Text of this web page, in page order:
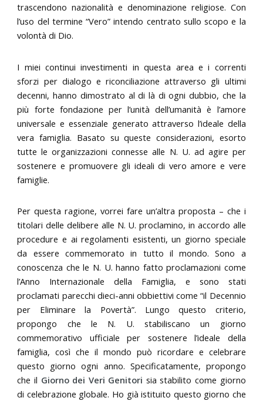
trascendono nazionalità e denominazione religiose. Con
l’uso del termine “Vero” intendo centrato sullo scopo e la
volontà di Dio.
I miei continui investimenti in questa area e i correnti
sforzi per dialogo e riconciliazione attraverso gli ultimi
decenni, hanno dimostrato al di là di ogni dubbio, che la
più forte fondazione per l’unità dell’umanità è l’amore
universale e essenziale generato attraverso l’ideale della
vera famiglia. Basato su queste considerazioni, esorto
tutte le organizzazioni connesse alle N. U. ad agire per
sostenere e promuovere gli ideali di vero amore e vere
famiglie.
Per questa ragione, vorrei fare un’altra proposta – che i
titolari delle delibere alle N. U. proclamino, in accordo alle
procedure e ai regolamenti esistenti, un giorno speciale
da essere commemorato in tutto il mondo. Sono a
conoscenza che le N. U. hanno fatto proclamazioni come
l’Anno Internazionale della Famiglia, e sono stati
proclamati parecchi dieci-anni obbiettivi come “il Decennio
per Eliminare la Povertà”. Lungo questo criterio,
propongo che le N. U. stabiliscano un giorno
commemorativo ufficiale per sostenere l’ideale della
famiglia, così che il mondo può ricordare e celebrare
questo giorno ogni anno. Specificatamente, propongo
che il Giorno dei Veri Genitori sia stabilito come giorno
di celebrazione globale. Ho già istituito questo giorno che